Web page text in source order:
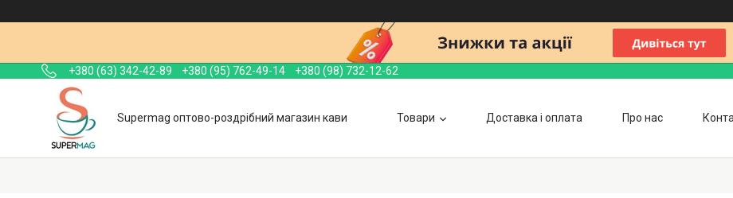
+380 (63) 342-42-89 +380 (95) 762-49-14 +380 (98) 732-12-62
Supermag оптово-роздрібний магазин кави Товари Доставка і оплата Про нас